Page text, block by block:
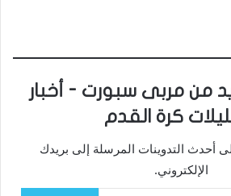
من مربى سبورت - أخبار
كرة القدم
التدوينات المرسلة إلى بريدك
الإلكتروني.